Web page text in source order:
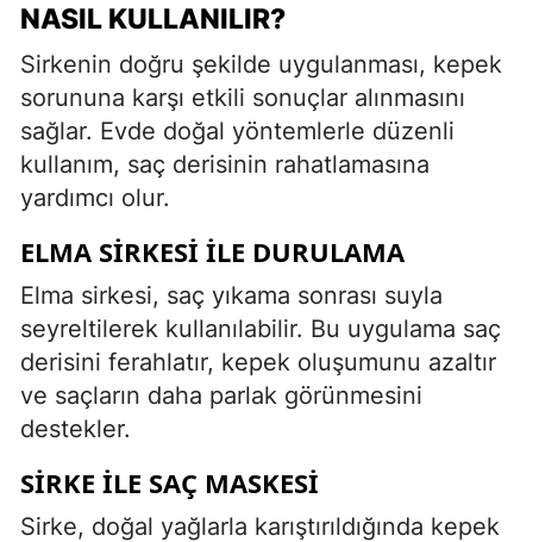
NASIL KULLANILIR?
Sirkenin doğru şekilde uygulanması, kepek
sorununa karşı etkili sonuçlar alınmasını
sağlar. Evde doğal yöntemlerle düzenli
kullanım, saç derisinin rahatlamasına
yardımcı olur.
ELMA SIRKESI ILE DURULAMA
Elma sirkesi, saç yıkama sonrası suyla
seyreltilerek kullanılabilir. Bu uygulama saç
derisini ferahlatır, kepek oluşumunu azaltır
ve saçların daha parlak görünmesini
destekler.
SIRKE ILE SAÇ MASKESI
Sirke, doğal yağlarla karıştırıldığında kepek